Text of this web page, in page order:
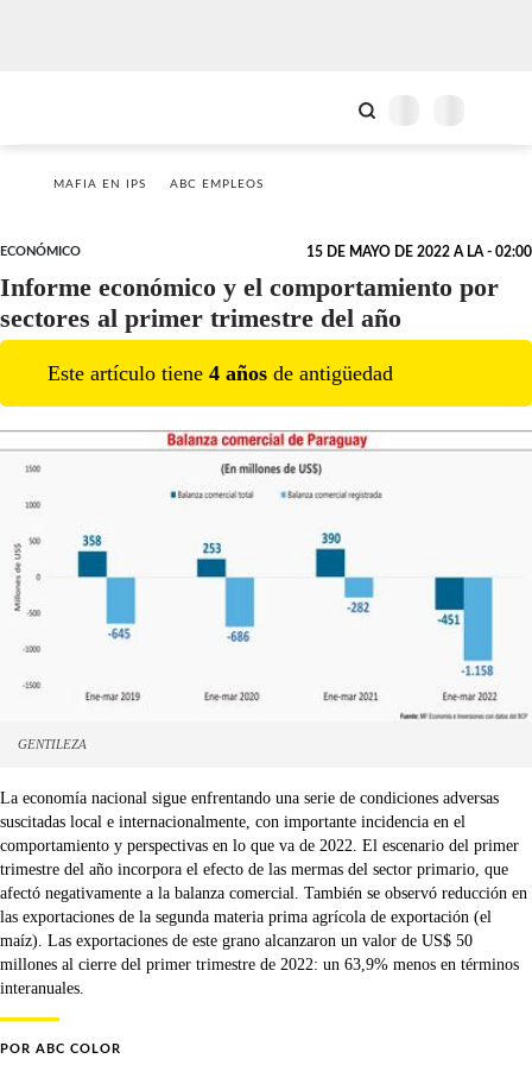
MAFIA EN IPS ABC EMPLEOS
ECONÓMICO 15 DE MAYO DE 2022 A LA - 02:00
Informe económico y el comportamiento por
sectores al primer trimestre del año
Este artículo tiene 4 años de antigüedad
GENTILEZA
La economía nacional sigue enfrentando una serie de condiciones adversas
suscitadas local e internacionalmente, con importante incidencia en el
comportamiento y perspectivas en lo que va de 2022. El escenario del primer
trimestre del año incorpora el efecto de las mermas del sector primario, que
afectó negativamente a la balanza comercial. También se observó reducción en
las exportaciones de la segunda materia prima agrícola de exportación (el
maíz). Las exportaciones de este grano alcanzaron un valor de US$ 50
millones al cierre del primer trimestre de 2022: un 63,9% menos en términos
interanuales.
POR ABC COLOR